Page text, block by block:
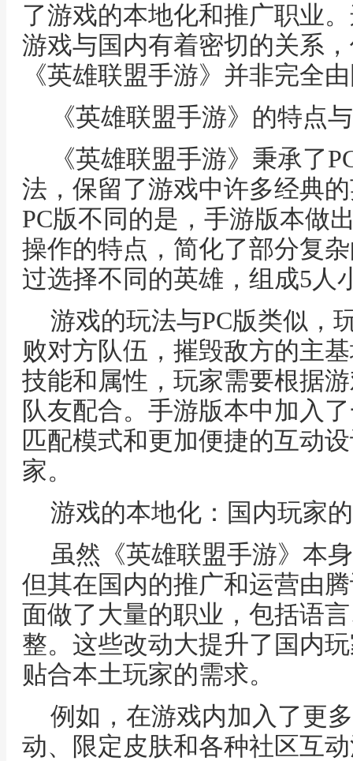
了游戏的本地化和推广职业
游戏与国内有着密切的关系
《英雄联盟手游》并非完全
《英雄联盟手游》的特点
《英雄联盟手游》秉承了
法，保留了游戏中许多经典
PC版不同的是，手游版本做
操作的特点，简化了部分复
过选择不同的英雄，组成5人
游戏的玩法与PC版类似，
败对方队伍，摧毁敌方的主
技能和属性，玩家需要根据
队友配合。手游版本中加入
匹配模式和更加便捷的互动
家。
游戏的本地化：国内玩家
虽然《英雄联盟手游》本
但其在国内的推广和运营由
面做了大量的职业，包括语
整。这些改动大提升了国内
贴合本土玩家的需求。
例如，在游戏内加入了更
动、限定皮肤和各种社区互